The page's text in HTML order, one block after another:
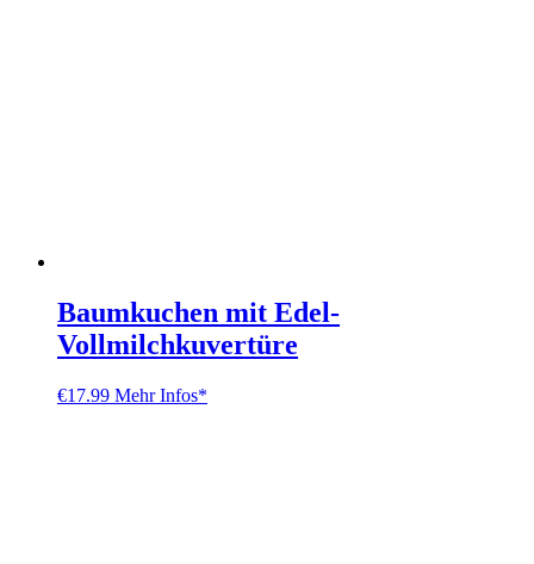
Baumkuchen mit Edel-
Vollmilchkuvertüre
€17.99 Mehr Infos*